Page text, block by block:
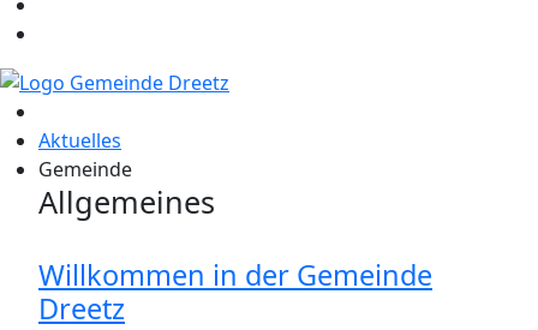
Aktuelles
Gemeinde
Allgemeines
Willkommen in der Gemeinde
Dreetz